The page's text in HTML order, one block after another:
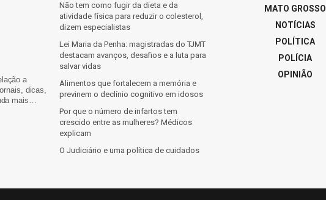
a
dicas,
mais…
Não tem como fugir da dieta e da
atividade física para reduzir o colesterol,
dizem especialistas
Lei Maria da Penha: magistradas do TJMT
destacam avanços, desafios e a luta para
salvar vidas
Alimentos que fortalecem a memória e
previnem o declínio cognitivo em idosos
Por que o número de infartos tem
crescido entre as mulheres? Médicos
explicam
O Judiciário e uma política de cuidados
MATO GROSSO
NOTÍCIAS
POLÍTICA
POLÍCIA
OPINIÃO